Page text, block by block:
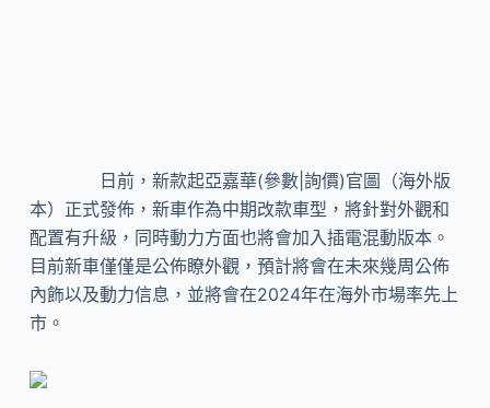
日前，新款起亞嘉華(參數|詢價)官圖（海外版
本）正式發佈，新車作為中期改款車型，將針對外觀和
配置有升級，同時動力方面也將會加入插電混動版本。
目前新車僅僅是公佈瞭外觀，預計將會在未來幾周公佈
內飾以及動力信息，並將會在2024年在海外市場率先上
市。